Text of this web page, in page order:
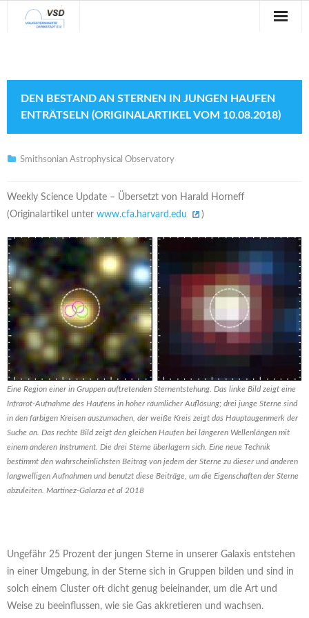
Veranstaltungen
Verein
Kontakt
DEN BESTAND AN STERNEN IN JUNGEN HAUFEN
ENTRÄTSELN (ORIGINALARTIKEL VOM 10.08.2018)
Smithsonian Astrophysical Observatory
Weekly Science Update – Übersetzt von Harald Horneff
(Originalartikel unter www.cfa.harvard.edu )
Eine Region einer in Gruppen auftretenden Sternentstehung. Das linke Bild zeigt eine
Infrarot-Aufnahme des Haufens in hoher räumlicher Auflösung; drei junge Sterne sind
in den farbigen Kreisen auszumachen, der weiße Kreis zeigt das Hauptaugenmerk der
Suche an. Das rechte Bild zeigt den gleichen Haufen bei längeren Wellenlängen mit
einem anderen Instrument. Die drei Sterne überlagern sich. Eine neue Technik
bestimmt den wahrscheinlichsten Beitrag von jedem der Sterne zu dieser und anderen
langwelligen Aufnahmen und benutzt diese Beiträge, um die Eigenschaften der Sterne
abzuleiten. Martinez-Galarza et al 2018
Ungefähr 25 Prozent der jungen Sterne in unserer Galaxis entstehen
in einer Umgebung, in der Sterne sich in Gruppen bilden und sind in
solch einem Cluster oft dicht genug beieinander, um die Art und
Weise zu beeinflussen, wie sie Gas akkretieren und wachsen.